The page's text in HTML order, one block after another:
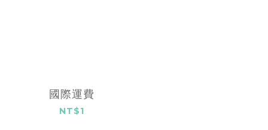
國際運費
NT$1